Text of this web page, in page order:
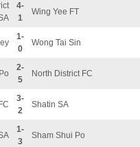
4-
1
Wing Yee FT
1-
0
Wong Tai Sin
2-
5
North District FC
3-
2
Shatin SA
1-
3
Sham Shui Po